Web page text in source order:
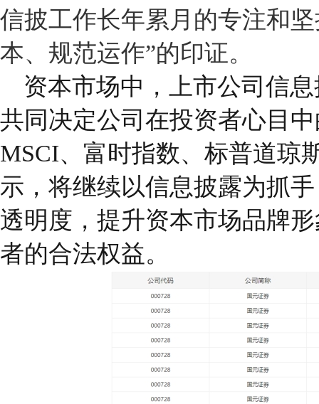
信披工作长年累月的专注和
本、规范运作”的印证。
资本市场中，上市公司信
共同决定公司在投资者心目
MSCI、富时指数、标普道琼
示，将继续以信息披露为抓手
透明度，提升资本市场品牌
者的合法权益。